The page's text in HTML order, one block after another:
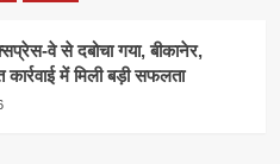
वे से दबोचा गया, बीकानेर,
में मिली बड़ी सफलता